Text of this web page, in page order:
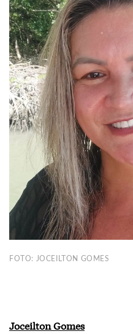
FOTO: JOCEILTON GOMES
Joceilton Gomes